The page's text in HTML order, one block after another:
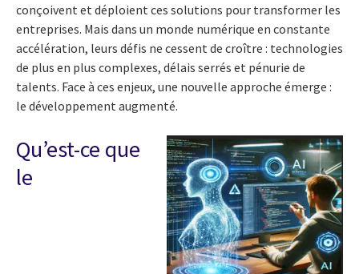
conçoivent et déploient ces solutions pour transformer les
entreprises. Mais dans un monde numérique en constante
accélération, leurs défis ne cessent de croître : technologies
de plus en plus complexes, délais serrés et pénurie de
talents. Face à ces enjeux, une nouvelle approche émerge :
le développement augmenté.
Qu’est-ce que
le